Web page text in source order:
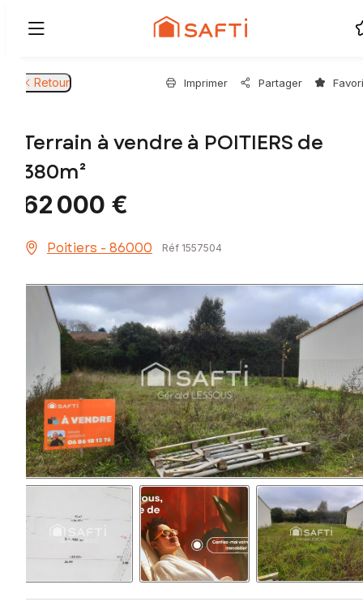
Retour Imprimer Partager
Terrain à vendre à POITIERS de
380m²
62 000 €
Poitiers - 86000 Réf 1557504